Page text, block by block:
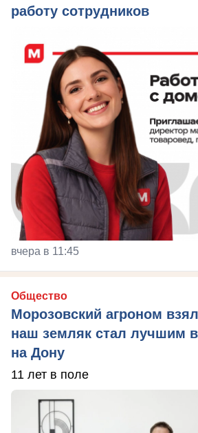
работу сотрудников
вчера в 11:45
Общество
Морозовский агроном
наш земляк стал лучшим
на Дону
11 лет в поле